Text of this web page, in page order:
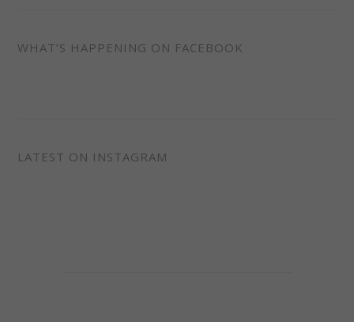
WHAT’S HAPPENING ON FACEBOOK
LATEST ON INSTAGRAM